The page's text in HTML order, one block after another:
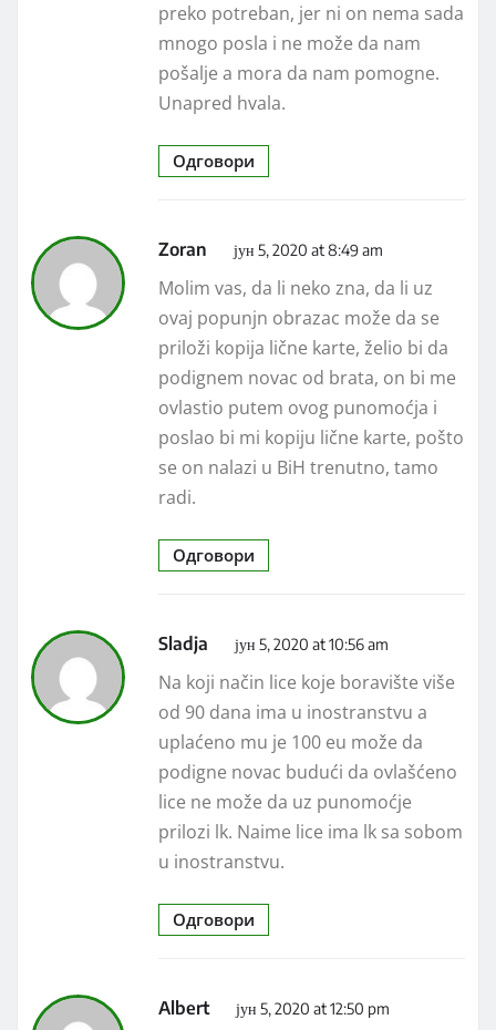
preko potreban, jer ni on nema sada
mnogo posla i ne može da nam
pošalje a mora da nam pomogne.
Unapred hvala.
Одговори
Zoran јун 5, 2020 at 8:49 am
Molim vas, da li neko zna, da li uz
ovaj popunjn obrazac može da se
priloži kopija lične karte, želio bi da
podignem novac od brata, on bi me
ovlastio putem ovog punomoćja i
poslao bi mi kopiju lične karte, pošto
se on nalazi u BiH trenutno, tamo
radi.
Одговори
Sladja јун 5, 2020 at 10:56 am
Na koji način lice koje boravište više
od 90 dana ima u inostranstvu a
uplaćeno mu je 100 eu može da
podigne novac budući da ovlašćeno
lice ne može da uz punomoćje
prilozi lk. Naime lice ima lk sa sobom
u inostranstvu.
Одговори
Albert јун 5, 2020 at 12:50 pm